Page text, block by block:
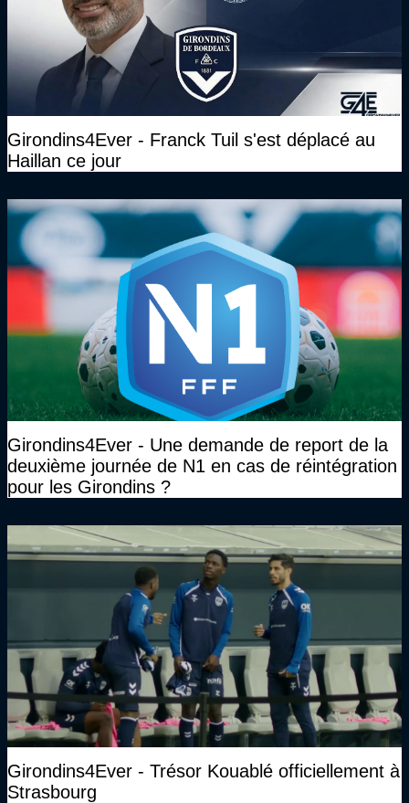
Girondins4Ever - Franck Tuil s'est déplacé au
Haillan ce jour
Girondins4Ever - Une demande de report de la
deuxième journée de N1 en cas de réintégration
pour les Girondins ?
Girondins4Ever - Trésor Kouablé officiellement à
Strasbourg